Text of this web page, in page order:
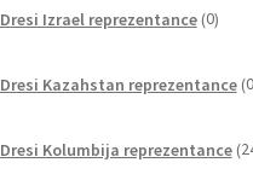
Dresi Izrael reprezentance 0
Dresi Kazahstan reprezentance 0
Dresi Kolumbija reprezentance